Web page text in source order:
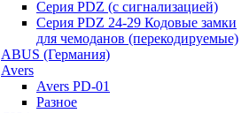
Серия PDZ (с сигнализацией)
Серия PDZ 24-29 Кодовые замки
для чемоданов (перекодируемые)
ABUS (Германия)
Avers
Avers PD-01
Разное